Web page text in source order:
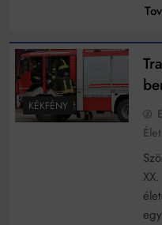
KÉKFÉNY
Élet